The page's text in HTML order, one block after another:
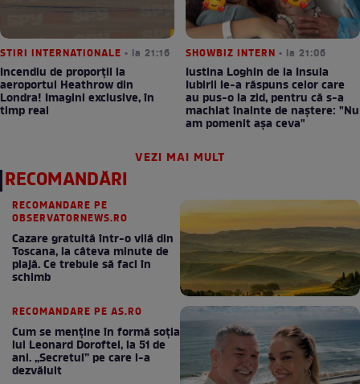
STIRI INTERNATIONALE • la 21:16
Incendiu de proporții la
aeroportul Heathrow din
Londra! Imagini exclusive, în
timp real
SHOWBIZ INTERN • la 21:06
Iustina Loghin de la Insula
Iubirii le-a răspuns celor care
au pus-o la zid, pentru că s-a
machiat înainte de naștere: "Nu
am pomenit așa ceva"
VEZI MAI MULT
RECOMANDĂRI
RECOMANDARE PE
OBSERVATORNEWS.RO
Cazare gratuită într-o vilă din
Toscana, la câteva minute de
plajă. Ce trebuie să faci în
schimb
RECOMANDARE PE AS.RO
Cum se menţine în formă soţia
lui Leonard Doroftei, la 51 de
ani. „Secretul” pe care l-a
dezvăluit